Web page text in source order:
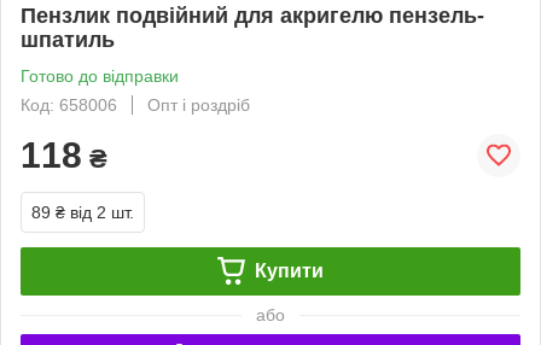
Пензлик подвійний для акригелю пензель-
шпатиль
Готово до відправки
Код: 658006
Опт і роздріб
118 ₴
89 ₴ від 2 шт.
Купити
або